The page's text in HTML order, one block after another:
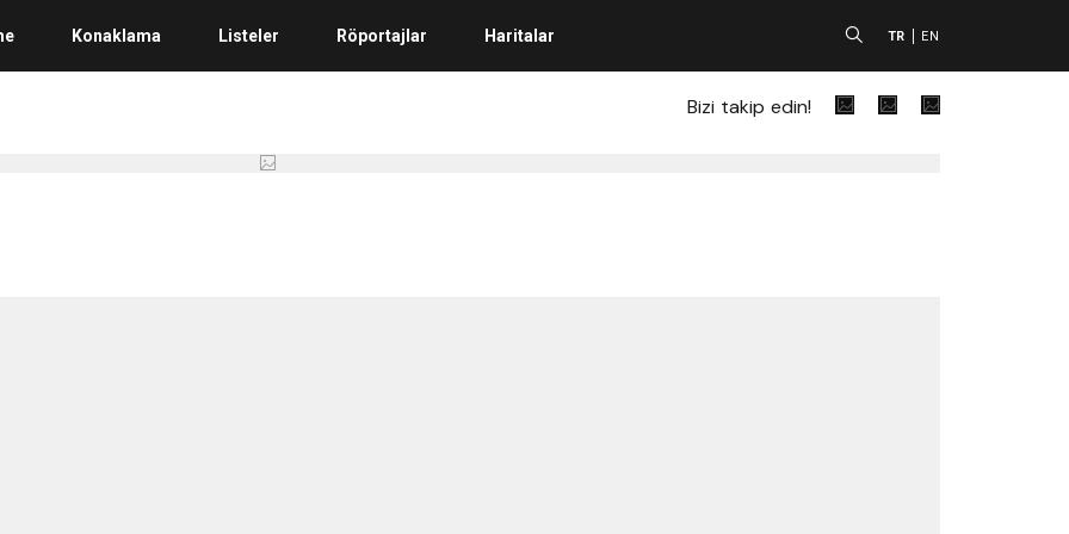
Konaklama Listeler Röportajlar Haritalar A TR EN
Bizi takip edin!